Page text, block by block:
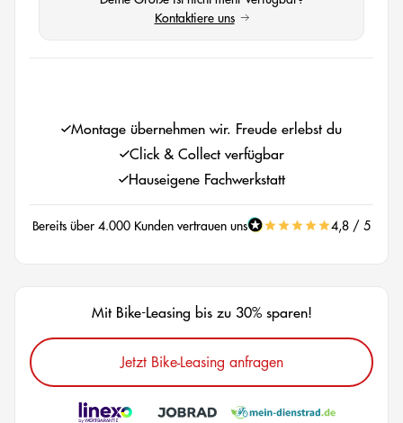
Kontaktiere uns
(öffnet in neuem Tab)
Montage übernehmen wir. Freude erlebst du
Click & Collect verfügbar
Hauseigene Fachwerkstatt
Bereits über 4.000 Kunden vertrauen uns 4,8 / 5
Mit Bike-Leasing bis zu 30% sparen!
Jetzt Bike-Leasing anfragen